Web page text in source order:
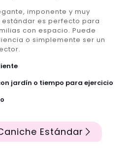
imponente y muy
es perfecto para
con espacio. Puede
o simplemente ser un
jardín o tiempo para ejercicio
Estándar